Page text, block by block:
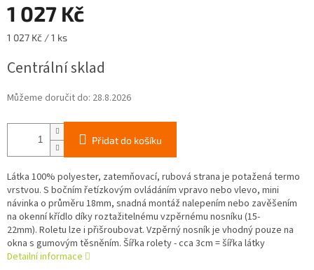
1 027 Kč
Měrná
1 027 Kč / 1 ks
Centrální sklad
Můžeme doručit do: 28.8.2026
Přidat do košíku
Látka 100% polyester, zatemňovací, rubová strana je potažená termo
vrstvou. S bočním řetízkovým ovládáním vpravo nebo vlevo, mini
návinka o průměru 18mm, snadná montáž nalepením nebo zavěšením
na okenní křídlo díky roztažitelnému vzpěrnému nosníku (15-
22mm). Roletu lze i přišroubovat. Vzpěrný nosník je vhodný pouze na
okna s gumovým těsněním. Šířka rolety - cca 3cm = šířka látky
Detailní informace